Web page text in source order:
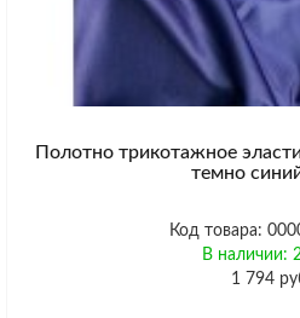
Полотно трикотажное
темно
Код товара:
В наличии:
1 794